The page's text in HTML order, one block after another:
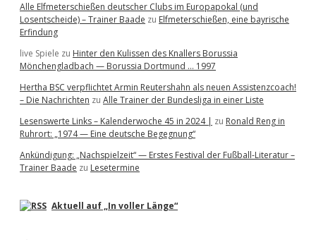
Alle Elfmeterschießen deutscher Clubs im Europapokal (und
Losentscheide) – Trainer Baade zu Elfmeterschießen, eine bayrische
Erfindung
live Spiele zu Hinter den Kulissen des Knallers Borussia
Mönchengladbach — Borussia Dortmund … 1997
Hertha BSC verpflichtet Armin Reutershahn als neuen Assistenzcoach!
– Die Nachrichten zu Alle Trainer der Bundesliga in einer Liste
Lesenswerte Links – Kalenderwoche 45 in 2024 | zu Ronald Reng in
Ruhrort: „1974 — Eine deutsche Begegnung“
Ankündigung: „Nachspielzeit“ — Erstes Festival der Fußball-Literatur –
Trainer Baade zu Lesetermine
Aktuell auf „In voller Länge“